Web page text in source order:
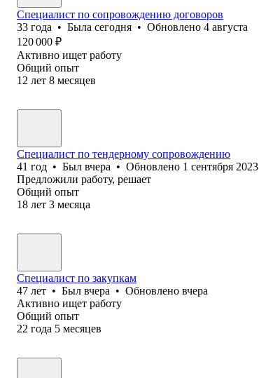
Специалист по сопровождению договоров
33 года • Была сегодня • Обновлено 4 августа
120 000 ₽
Активно ищет работу
Общий опыт
12 лет 8 месяцев
Специалист по тендерному сопровождению
41 год • Был вчера • Обновлено 1 сентября 2023
Предложили работу, решает
Общий опыт
18 лет 3 месяца
Специалист по закупкам
47 лет • Был вчера • Обновлено вчера
Активно ищет работу
Общий опыт
22 года 5 месяцев